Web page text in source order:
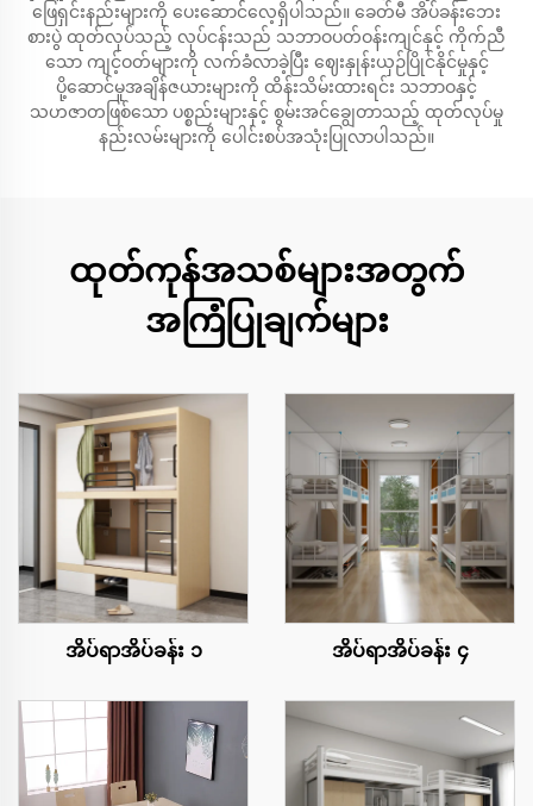
ဖြေရှင်းနည်းများကို ပေးဆောင်လေ့ရှိပါသည်။ ခေတ်မီ အိပ်ခန်းဘေး
စားပွဲ ထုတ်လုပ်သည့် လုပ်ငန်းသည် သဘာဝပတ်ဝန်းကျင်နှင့် ကိုက်ညီ
သော ကျင့်ဝတ်များကို လက်ခံလာခဲ့ပြီး ဈေးနှုန်းယှဉ်ပြိုင်နိုင်မှုနှင့်
ပို့ဆောင်မှုအချိန်ဇယားများကို ထိန်းသိမ်းထားရင်း သဘာဝနှင့်
သဟဇာတဖြစ်သော ပစ္စည်းများနှင့် စွမ်းအင်ချွေတာသည့် ထုတ်လုပ်မှု
နည်းလမ်းများကို ပေါင်းစပ်အသုံးပြုလာပါသည်။
ထုတ်ကုန်အသစ်များအတွက်
အကြံပြုချက်များ
အိပ်ရာအိပ်ခန်း ၁ အိပ်ရာအိပ်ခန်း ၄